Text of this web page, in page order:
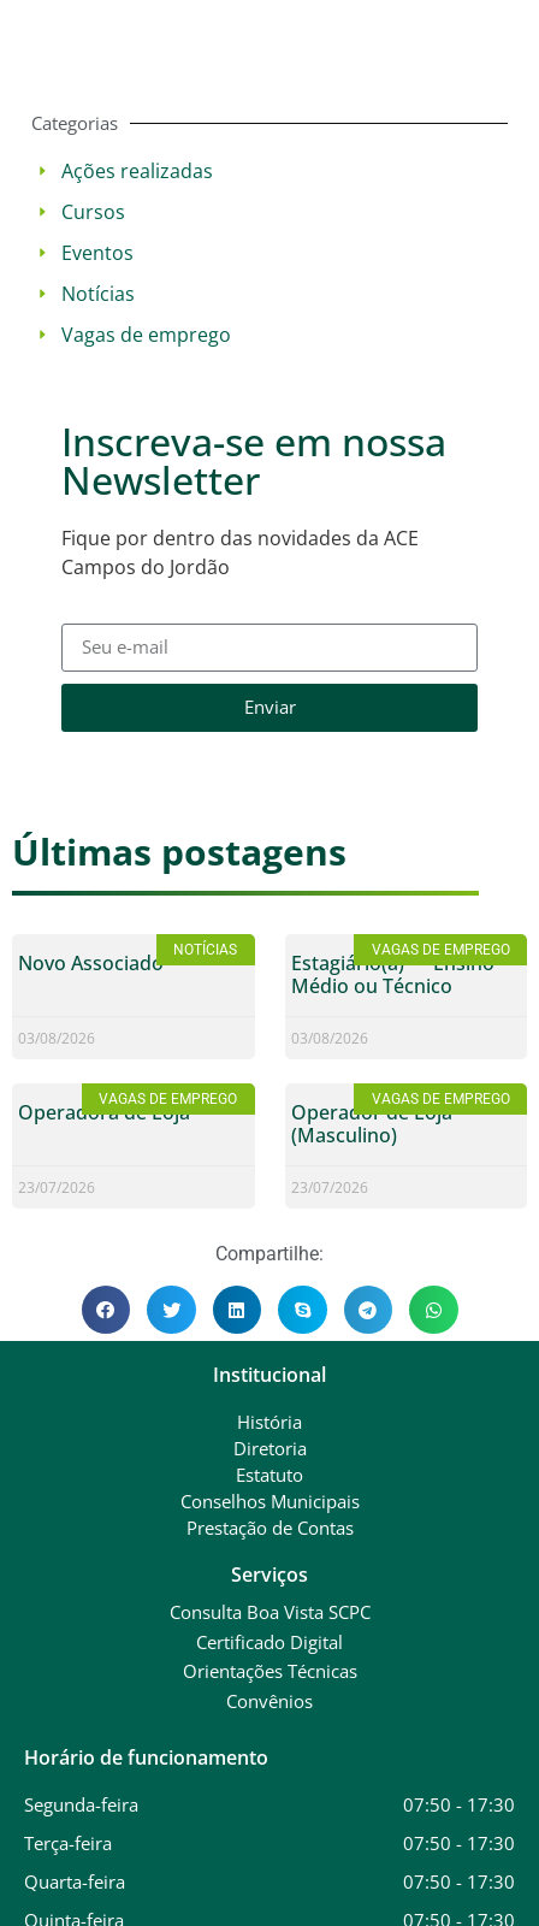
Categorias
Ações realizadas
Cursos
Eventos
Notícias
Vagas de emprego
Inscreva-se em nossa
Newsletter
Fique por dentro das novidades da ACE
Campos do Jordão
Enviar
Últimas postagens
NOTÍCIAS
Novo Associado
03/08/2026
VAGAS DE EMPREGO
Estagiário(a) — Ensino
Médio ou Técnico
03/08/2026
VAGAS DE EMPREGO
Operadora de Loja
23/07/2026
VAGAS DE EMPREGO
Operador de Loja
(Masculino)
23/07/2026
Compartilhe:
Institucional
História
Diretoria
Estatuto
Conselhos Municipais
Prestação de Contas
Serviços
Consulta Boa Vista SCPC
Certificado Digital
Orientações Técnicas
Convênios
Horário de funcionamento
Segunda-feira
07:50 - 17:30
Terça-feira
07:50 - 17:30
Quarta-feira
07:50 - 17:30
Quinta-feira
07:50 - 17:30